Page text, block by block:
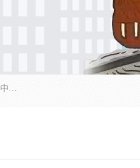
邦赋供应链管理成都有限公司是一家全球性的货物运输代理公司，主要从事：波兰中欧班列、德国中欧班列、出口莫斯科班列、中欧班列进口、蓉欧铁路、成都出口空运等业务，同时亦提供报关、报检、仓储、码头操作等服务。